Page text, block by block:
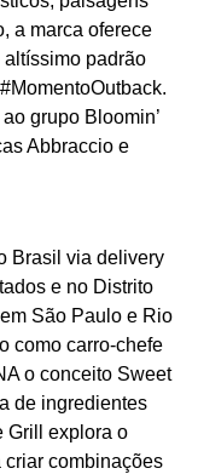
a marca oferece
padrão
grupo Bloomin’
Abbraccio e
Brasil via delivery
e no Distrito
São Paulo e Rio
como carro-chefe
o conceito Sweet
de ingredientes
Grill explora o
combinações